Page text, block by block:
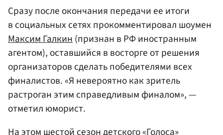
Сразу после окончания передачи ее итоги
в социальных сетях прокомментировал шоумен
Максим Галкин (признан в РФ иностранным
агентом), оставшийся в восторге от решения
организаторов сделать победителями всех
финалистов. «Я невероятно как зритель
растроган этим справедливым финалом», —
отметил юморист.
На этом шестой сезон детского «Голоса»